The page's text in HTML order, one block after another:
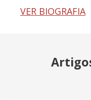
VER BIOGRAFIA